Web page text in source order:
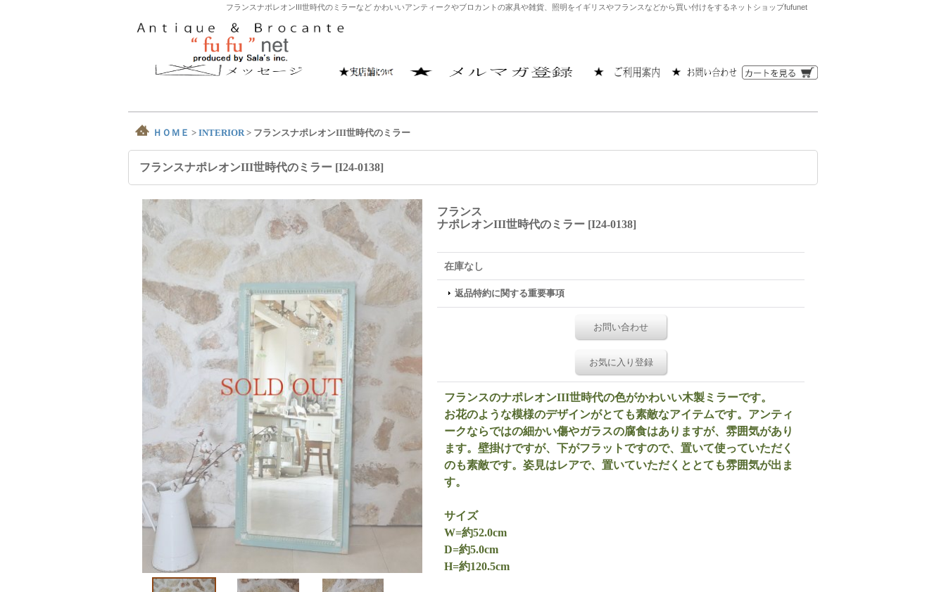
フランスナポレオンIII世時代のミラーなど かわいいアンティークやブロカントの家具や雑貨、照明をイギリスやフランスなどから買い付けをするネットショップfufunet
ＨＯＭＥ > INTERIOR > フランスナポレオンIII世時代のミラー
フランスナポレオンIII世時代のミラー [I24-0138]
フランス
ナポレオンIII世時代のミラー [I24-0138]
在庫なし
返品特約に関する重要事項
お問い合わせ
お気に入り登録
フランスのナポレオンIII世時代の色がかわいい木製ミラーです。
お花のような模様のデザインがとても素敵なアイテムです。アンティ
ークならではの細かい傷やガラスの腐食はありますが、雰囲気があり
ます。壁掛けですが、下がフラットですので、置いて使っていただく
のも素敵です。姿見はレアで、置いていただくととても雰囲気が出ま
す。
サイズ
W=約52.0cm
D=約5.0cm
H=約120.5cm